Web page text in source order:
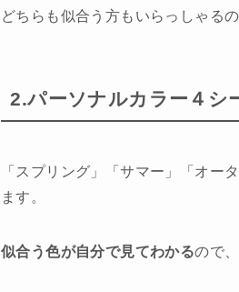
どちらも似合う方もいらっしゃる
2.パーソナルカラー４シ
「スプリング」「サマー」「オー
ます。
似合う色が自分で見てわかるので、